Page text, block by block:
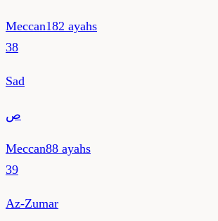
Meccan182 ayahs
38
Sad
ص
Meccan88 ayahs
39
Az-Zumar